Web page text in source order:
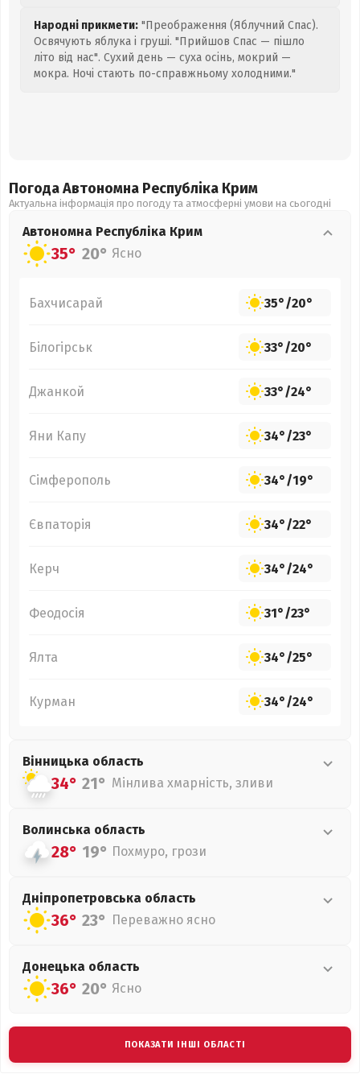
Народні прикмети: "Преображення (Яблучний Спас).
Освячують яблука і груші. "Прийшов Спас — пішло
літо від нас". Сухий день — суха осінь, мокрий —
мокра. Ночі стають по-справжньому холодними."
Погода Автономна Республіка Крим
Актуальна інформація про погоду та атмосферні умови на сьогодні
Автономна Республіка Крим
35° 20° Ясно
Бахчисарай 35°/20°
Білогірськ 33°/20°
Джанкой 33°/24°
Яни Капу 34°/23°
Сімферополь 34°/19°
Євпаторія 34°/22°
Керч 34°/24°
Феодосія 31°/23°
Ялта 34°/25°
Курман 34°/24°
Вінницька область
34° 21° Мінлива хмарність, зливи
Волинська область
28° 19° Похмуро, грози
Дніпропетровська область
36° 23° Переважно ясно
Донецька область
36° 20° Ясно
ПОКАЗАТИ ІНШІ ОБЛАСТІ